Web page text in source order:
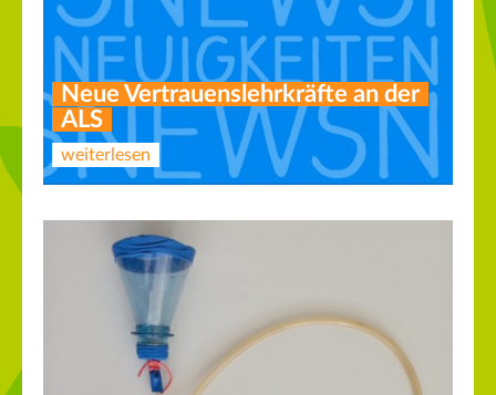
Neue Vertrauenslehrkräfte an der
ALS
weiterlesen